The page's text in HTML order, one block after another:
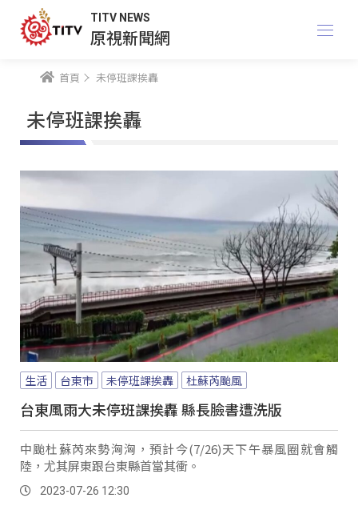
TITV NEWS
原視新聞網
首頁 未停班課挨轟
未停班課挨轟
生活 台東市 未停班課挨轟 杜蘇芮颱風
台東風雨大未停班課挨轟 縣長臉書遭洗版
中颱杜蘇芮來勢洶洶，預計今(7/26)天下午暴風圈就會觸
陸，尤其屏東跟台東縣首當其衝。
2023-07-26 12:30